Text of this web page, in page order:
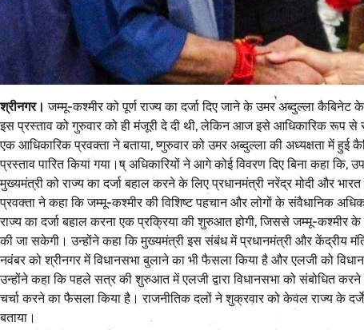
श्रीनगर। जम्मू-कश्मीर को पूर्ण राज्य का दर्जा दिए जाने के उमर अब्दुल्ला
इस प्रस्ताव को गुरुवार को ही मंजूरी दे दी थी, लेकिन आज इसे आधिकारिक रूप से
एक आधिकारिक प्रवक्ता ने बताया, ष्गुरुवार को उमर अब्दुल्ला की अध्यक्षता में
प्रस्ताव पारित किया गया।ष् अधिकारियों ने आगे कोई विवरण दिए बिना कहा कि,
मुख्यमंत्री को राज्य का दर्जा बहाल करने के लिए प्रधानमंत्री नरेंद्र मोदी और
प्रवक्ता ने कहा कि जम्मू-कश्मीर की विशिष्ट पहचान और लोगों के संवैधानिक
राज्य का दर्जा बहाल करना एक प्रक्रिया की शुरुआत होगी, जिससे जम्मू-कश्मीर
की जा सकेगी। उन्होंने कहा कि मुख्यमंत्री इस संबंध में प्रधानमंत्री और केंद्रीय
नवंबर को श्रीनगर में विधानसभा बुलाने का भी फैसला किया है और एलजी को
उन्होंने कहा कि पहले सत्र की शुरुआत में एलजी द्वारा विधानसभा को संबोधित
चर्चा करने का फैसला किया है। राजनीतिक दलों ने शुक्रवार को केवल राज्य के
बताया।